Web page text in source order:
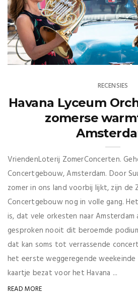
RECENSIES
Havana Lyceum
zomerse
VriendenLoterij ZomerConcerten.
Concertgebouw, Amsterdam. Door
zomer in ons land voorbij lijkt, zijn de
Concertgebouw nog in volle gang.
is, dat vele orkesten naar Amsterdam
gesproken nooit dit beroemde
dat kan soms tot verrassende
het eerste weggeregende weekeinde
kaartje bezat voor het Havana ...
READ MORE